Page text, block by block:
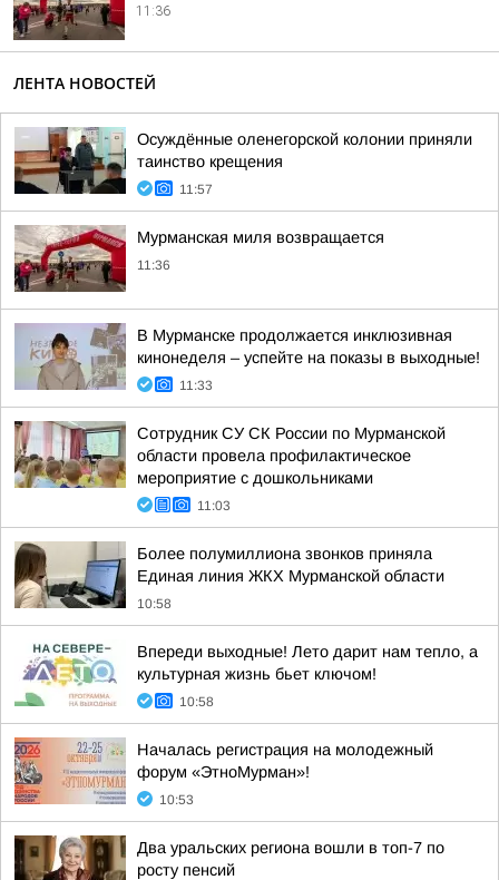
11:36
ЛЕНТА НОВОСТЕЙ
Осуждённые оленегорской колонии приняли
таинство крещения
11:57
Мурманская миля возвращается
11:36
В Мурманске продолжается инклюзивная
кинонеделя – успейте на показы в выходные!
11:33
Сотрудник СУ СК России по Мурманской
области провела профилактическое
мероприятие с дошкольниками
11:03
Более полумиллиона звонков приняла
Единая линия ЖКХ Мурманской области
10:58
Впереди выходные! Лето дарит нам тепло, а
культурная жизнь бьет ключом!
10:58
Началась регистрация на молодежный
форум «ЭтноМурман»!
10:53
Два уральских региона вошли в топ-7 по
росту пенсий